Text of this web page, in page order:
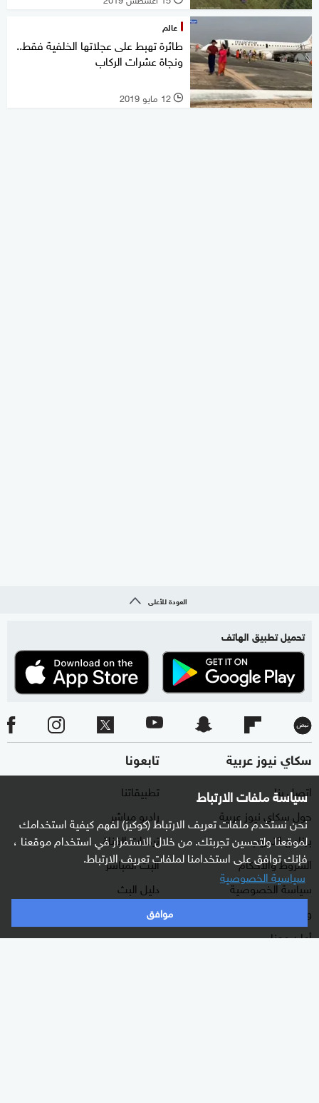
سياسة ملفات الارتباط
نحن نستخدم ملفات تعريف الارتباط (كوكيز) لفهم كيفية استخدامك
لموقعنا ولتحسين تجربتك. من خلال الاستمرار في استخدام موقعنا ،
فإنك توافق على استخدامنا لملفات تعريف الارتباط.
سياسية الخصوصية
موافق
عالم
طائرة تهبط على عجلاتها الخلفية فقط..
ونجاة عشرات الركاب
l 12 مايو 2019
العودة للأعلى
تحميل تطبيق الهاتف
سكاي نيوز عربية
اتصل بنا
حول سكاي نيوز عربية
برنامج التدريب
الشروط والأحكام
سياسة الخصوصية
وظائف شاغرة
أعلن معنا
تابعونا
تطبيقاتنا
راديو مباشر
ترددات القناة
البث المباشر
دليل البث